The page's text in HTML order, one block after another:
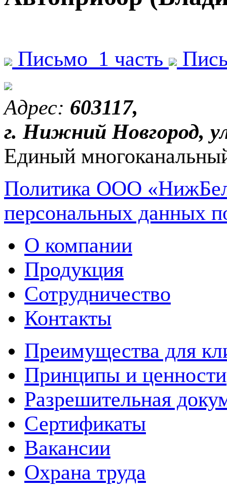
Письмо_1 часть
Адрес: 603117,
г. Нижний Новгород,
Единый
Политика ООО
персональных данных
О компании
Продукция
Сотрудничество
Контакты
Преимущества для
Принципы и ценности
Разрешительная
Сертификаты
Вакансии
Охрана труда